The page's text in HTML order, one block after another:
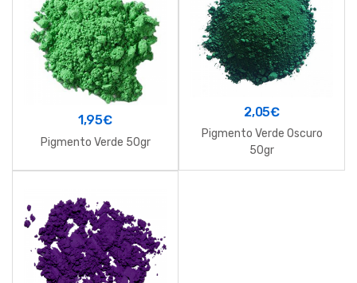
1,95€
Pigmento Verde 50gr
2,05€
Pigmento Verde Oscuro
50gr